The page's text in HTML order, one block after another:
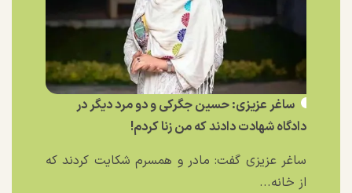
ساغر عزیزی: حسین جگرکی و دو مرد دیگر در
دادگاه شهادت دادند که من زنا کردم!
ساغر عزیزی گفت: مادر و همسرم شکایت کردند که
از خانه...